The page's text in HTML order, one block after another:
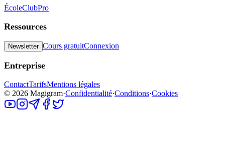
ÉcoleClubPro
Ressources
Newsletter Cours gratuitConnexion
Entreprise
ContactTarifsMentions légales
© 2026 Magigram·Confidentialité·Conditions·Cookies